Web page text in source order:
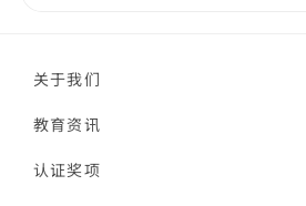
关于我们
教育资讯
认证奖项